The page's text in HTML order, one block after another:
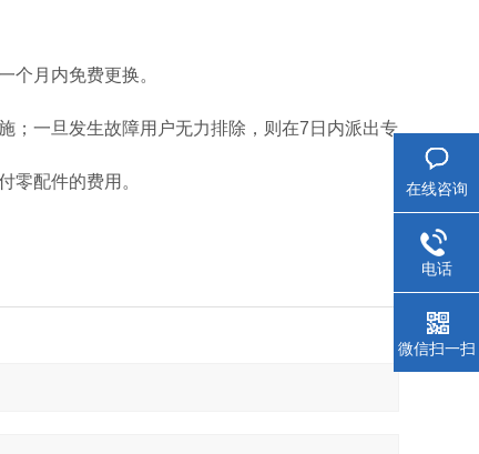
个月内免费更换。
；一旦发生故障用户无力排除，则在7日内派出专
零配件的费用。
在线咨询
电话
微信扫一扫